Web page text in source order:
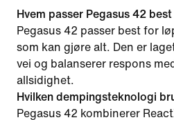
Hvem passer Pegasus 42
Pegasus 42 passer best for
som kan gjøre alt. Den er
vei og balanserer respons
allsidighet.
Hvilken dempingsteknologi
Pegasus 42 kombinerer